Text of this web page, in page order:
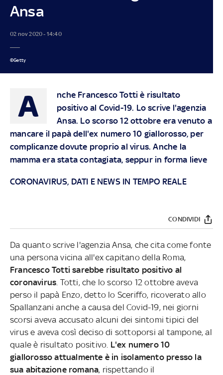
Ansa
02 nov 2020 - 14:40
©Getty
A
nche Francesco Totti è risultato
positivo al Covid-19. Lo scrive l'agenzia
Ansa. Lo scorso 12 ottobre era venuto a
mancare il papà dell'ex numero 10 giallorosso, per
complicanze dovute proprio al virus. Anche la
mamma era stata contagiata, seppur in forma lieve
CORONAVIRUS, DATI E NEWS IN TEMPO REALE
CONDIVIDI
Da quanto scrive l'agenzia Ansa, che cita come fonte
una persona vicina all'ex capitano della Roma,
Francesco Totti sarebbe risultato positivo al
coronavirus . Totti, che lo scorso 12 ottobre aveva
perso il papà Enzo, detto lo Sceriffo, ricoverato allo
Spallanzani anche a causa del Covid-19, nei giorni
scorsi aveva accusato alcuni dei sintomi tipici del
virus e aveva così deciso di sottoporsi al tampone, al
quale è risultato positivo. L'ex numero 10
giallorosso attualmente è in isolamento presso la
sua abitazione romana, rispettando il